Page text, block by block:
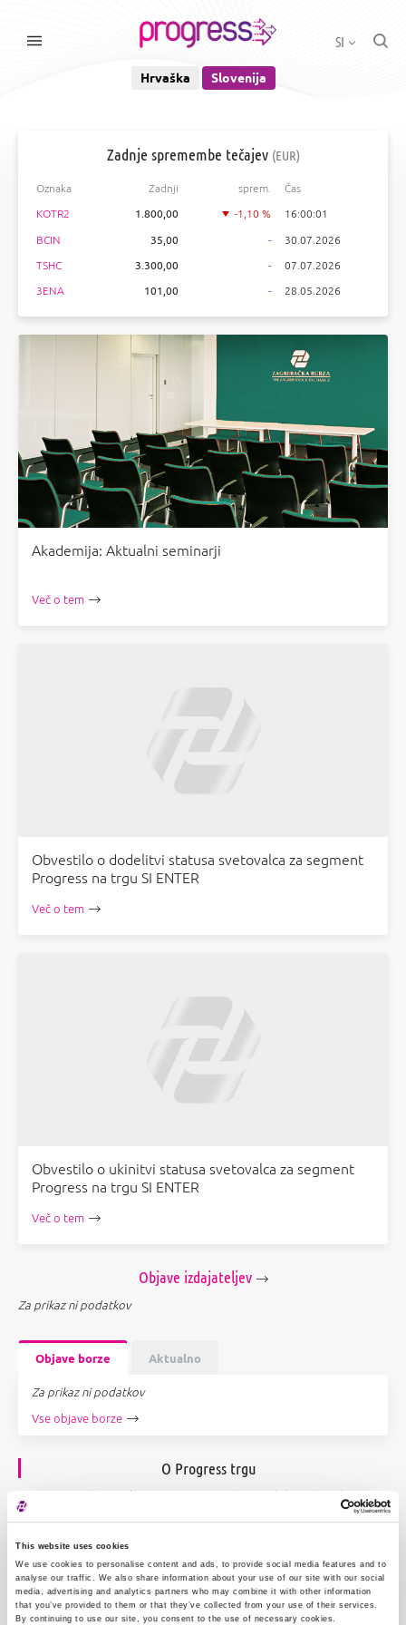
This website uses cookies
We use cookies to personalise content and ads, to provide social media features and to
analyse our traffic. We also share information about your use of our site with our social
media, advertising and analytics partners who may combine it with other information
that you’ve provided to them or that they’ve collected from your use of their services.
By continuing to use our site, you consent to the use of necessary cookies.
Hrvaška Slovenija
SI
Zadnje spremembe tečajev (EUR)
Oznaka Zadnji sprem.
Čas
KOTR2
1.800,00 -1,10 % 16:00:01
BCIN 35,00 -
30.07.2026
TSHC
3.300,00 -
07.07.2026
3ENA
101,00 - 28.05.2026
Akademija: Aktualni seminarji
Več o tem
Obvestilo o dodelitvi statusa svetovalca za segment
Progress na trgu SI ENTER
Več o tem
Obvestilo o ukinitvi statusa svetovalca za segment
Progress na trgu SI ENTER
Več o tem
Objave izdajateljev
Za prikaz ni podatkov
Objave borze Aktualno
Za prikaz ni podatkov
Vse objave borze
O Progress trgu
je večstranski sistem trgovanja (ang. multilateral trading
facility -
), namenjen vrednostnim papirjem malih in srednje velikih
Progress deluje kot segment večstranskega sistema trgovanja SI
ENTER, ki ga upravljaLjubljanska borza, d. d., Ljubljana (v nadaljevanju
Borza).
Pri vlaganju v vrednostne papirje, s katerimi se trguje v segmentu